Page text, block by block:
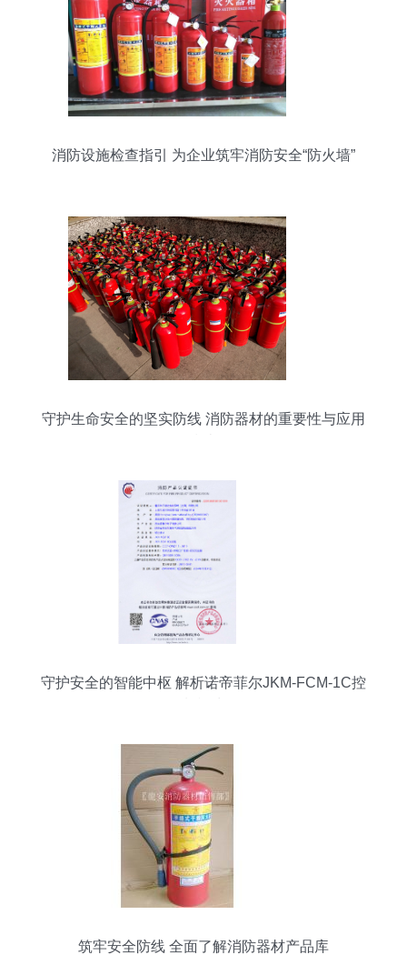
消防设施检查指引 为企业筑牢消防安全“防火墙”
守护生命安全的坚实防线 消防器材的重要性与应用
守护安全的智能中枢 解析诺帝菲尔JKM-FCM-1C控
筑牢安全防线 全面了解消防器材产品库